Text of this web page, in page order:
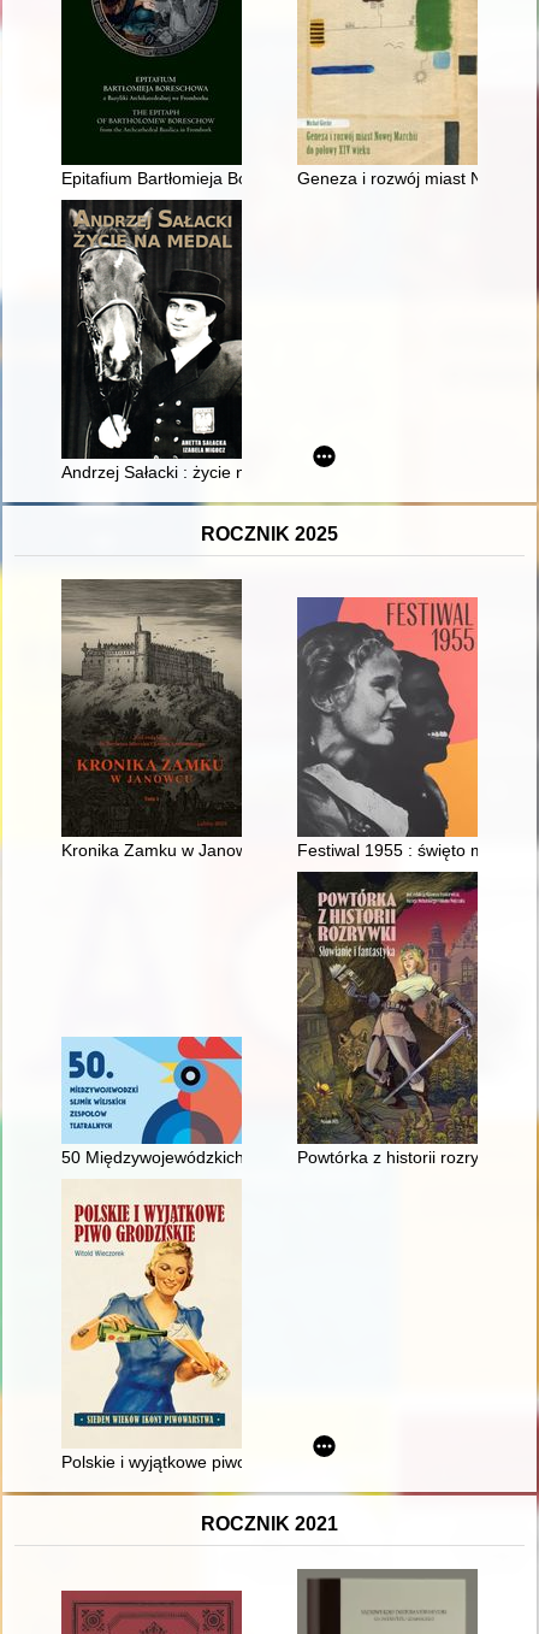
Epitafium Bartłomieja Boreschowa z bazylikiGeneza i rozwój miast Nowej
Andrzej Sałacki : życie na medal
ROCZNIK 2025
Kronika Zamku w Janowcu. T. 1Festiwal 1955 : święto młodości
50 Międzywojewódzkich Sejmików Wiejskich Zespołów
Powtórka z historii rozrywki :
Polskie i wyjątkowe piwo grodziskie : siedem wieków ikony
ROCZNIK 2021